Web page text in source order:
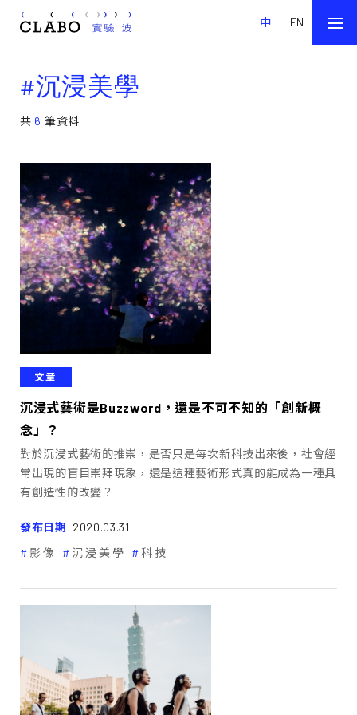
中 | EN
#沉浸美學
共 6 筆資料
文章
沉浸式藝術是Buzzword，還是不可不知的「創新概
念」？
對於沉浸式藝術的推崇，是否只是每次新科技出來後，社會經
常出現的盲目崇拜現象，還是這種藝術形式真的能成為一種具
有創造性的改變？
發布日期 2020.03.31
影像
沉浸美學 科技